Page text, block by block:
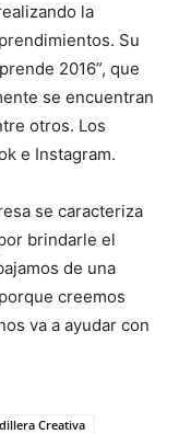
la
Su
2016”, que
se encuentran
otros. Los
e Instagram.
se caracteriza
brindarle el
de una
creemos
va a ayudar con
Creativa